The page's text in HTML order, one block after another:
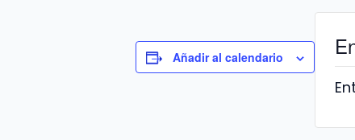
Añadir al calendario